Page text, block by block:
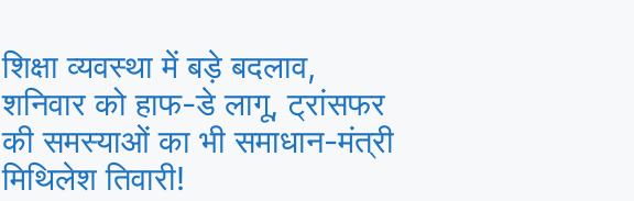
शिक्षा व्यवस्था में बड़े बदलाव,
शनिवार को हाफ-डे लागू, ट्रांसफर
की समस्याओं का भी समाधान-मंत्री
मिथिलेश तिवारी!